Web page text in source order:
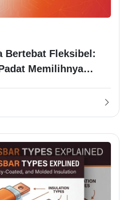
Bertebat Fleksibel:
Memilihnya